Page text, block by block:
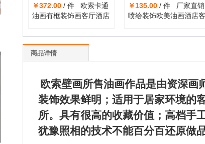
￥372.00/ 件 欧索卡通
油画有框装饰画客厅酒店
芯批发
￥135.00 / 件 厂家直销
喷绘装饰欧美油画酒店客
挂画壁画
商品详情
欧索壁画所售油画作品是由资深画
装饰效果鲜明；适用于居家环境的
所。具有很高的收藏价值；高档手
犹豫照相的技术不能百分百还原做